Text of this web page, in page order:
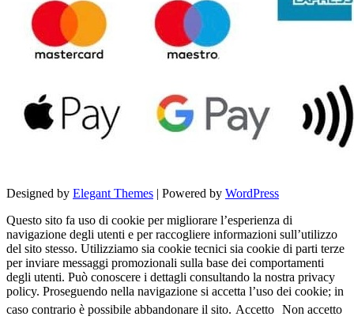
Designed by Elegant Themes | Powered by WordPress
Questo sito fa uso di cookie per migliorare l’esperienza di
navigazione degli utenti e per raccogliere informazioni sull’utilizzo
del sito stesso. Utilizziamo sia cookie tecnici sia cookie di parti terze
per inviare messaggi promozionali sulla base dei comportamenti
degli utenti. Può conoscere i dettagli consultando la nostra privacy
policy. Proseguendo nella navigazione si accetta l’uso dei cookie; in
caso contrario è possibile abbandonare il sito. Accetto Non accetto